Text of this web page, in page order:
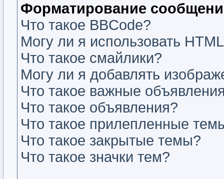
Форматирование
Что такое BBCode?
Могу ли я использовать
Что такое смайлики?
Могу ли я добавлять
Что такое важные
Что такое объявления?
Что такое прилепленные
Что такое закрытые темы?
Что такое значки тем?